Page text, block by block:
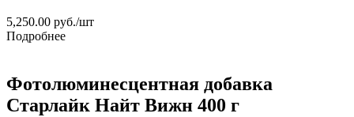
5,250.00 руб./шт
Подробнее
Фотолюминесцентная добавка
Старлайк Найт Вижн 400 г